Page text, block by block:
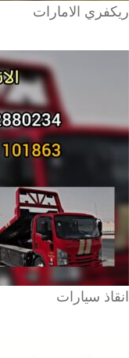
ريكفري الامارات
انقاذ سيارات